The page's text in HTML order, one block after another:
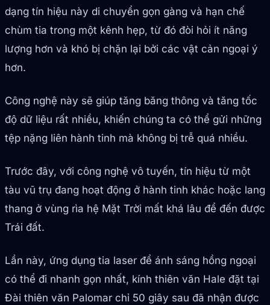
dạng tín hiệu này di chuyển gọn gàng và hạn chế
chùm tia trong một kênh hẹp, từ đó đòi hỏi ít năng
lượng hơn và khó bị chặn lại bởi các vật cản ngoại ý
hơn.
Công nghệ này sẽ giúp tăng băng thông và tăng tốc
độ dữ liệu rất nhiều, khiến chúng ta có thể gửi những
tệp nặng liên hành tinh mà không bị trễ quá nhiều.
Trước đây, với công nghệ vô tuyến, tín hiệu từ một
tàu vũ trụ đang hoạt động ở hành tinh khác hoặc lang
thang ở vùng rìa hệ Mặt Trời mất khá lâu để đến được
Trái đất.
Lần này, ứng dụng tia laser để ánh sáng hồng ngoại
có thể đi nhanh gọn nhất, kính thiên văn Hale đặt tại
Đài thiên văn Palomar chỉ 50 giây sau đã nhận được